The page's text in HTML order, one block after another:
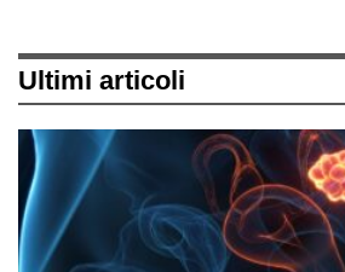
Ultimi articoli